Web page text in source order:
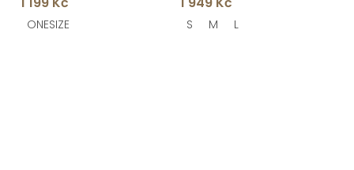
ONESIZE
CELLINES
S M L